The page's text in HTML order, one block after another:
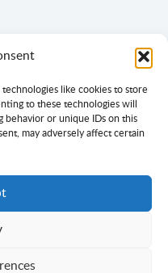
like cookies to store
to these technologies will
behavior or unique IDs on this
may adversely affect certain